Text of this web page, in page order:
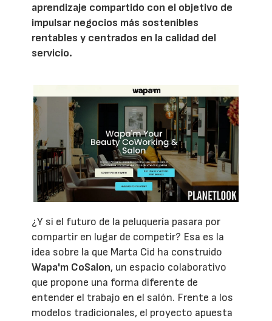
aprendizaje compartido con el objetivo de
impulsar negocios más sostenibles
rentables y centrados en la calidad del
servicio.
¿Y si el futuro de la peluquería pasara por
compartir en lugar de competir? Esa es la
idea sobre la que Marta Cid ha construido
Wapa'm CoSalon, un espacio colaborativo
que propone una forma diferente de
entender el trabajo en el salón. Frente a los
modelos tradicionales, el proyecto apuesta